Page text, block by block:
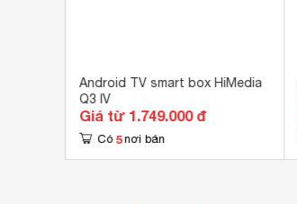
Android TV smart box HiMedia
Q3 IV
Giá từ 1.749.000 đ
Có 5 nơi bán